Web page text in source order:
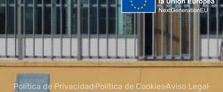
Política de Privacidad Política de CookiesAviso Legal